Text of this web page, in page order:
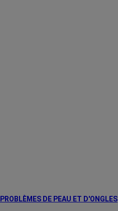
PROBLÈMES DE PEAU ET D'ONGLES